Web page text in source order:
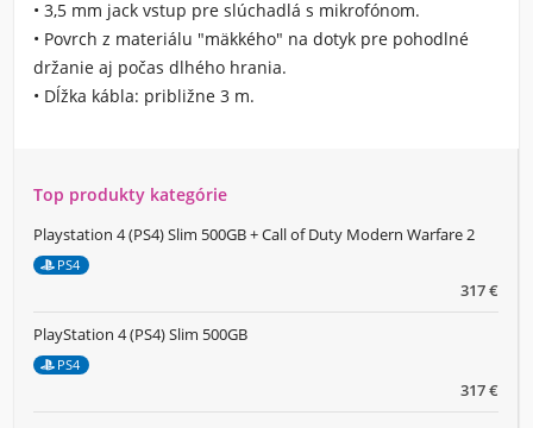
• 3,5 mm jack vstup pre slúchadlá s mikrofónom.
• Povrch z materiálu "mäkkého" na dotyk pre pohodlné
držanie aj počas dlhého hrania.
• Dĺžka kábla: približne 3 m.
Top produkty kategórie
317 €
Playstation 4 (PS4) Slim 500GB + Call of Duty Modern Warfare 2
PS4
317 €
PlayStation 4 (PS4) Slim 500GB
PS4